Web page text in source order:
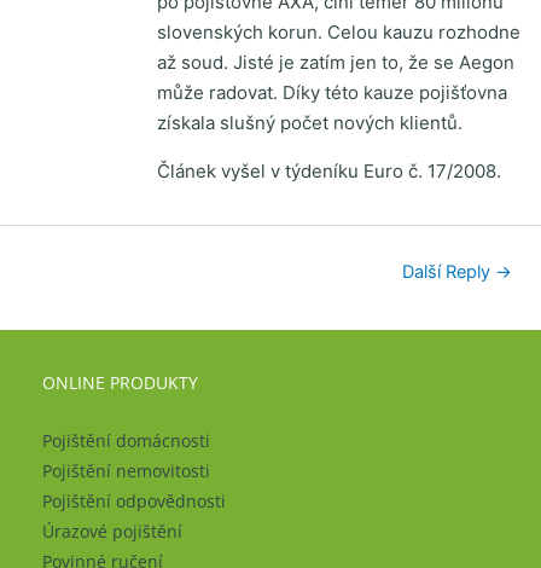
slovenských korun. Celou kauzu rozhodne
až soud. Jisté je zatím jen to, že se Aegon
může radovat. Díky této kauze pojišťovna
získala slušný počet nových klientů.
Článek vyšel v týdeníku Euro č. 17/2008.
Další Reply →
ONLINE PRODUKTY
Pojištění domácnosti
Pojištění nemovitosti
Pojištění odpovědnosti
Úrazové pojištění
Povinné ručení